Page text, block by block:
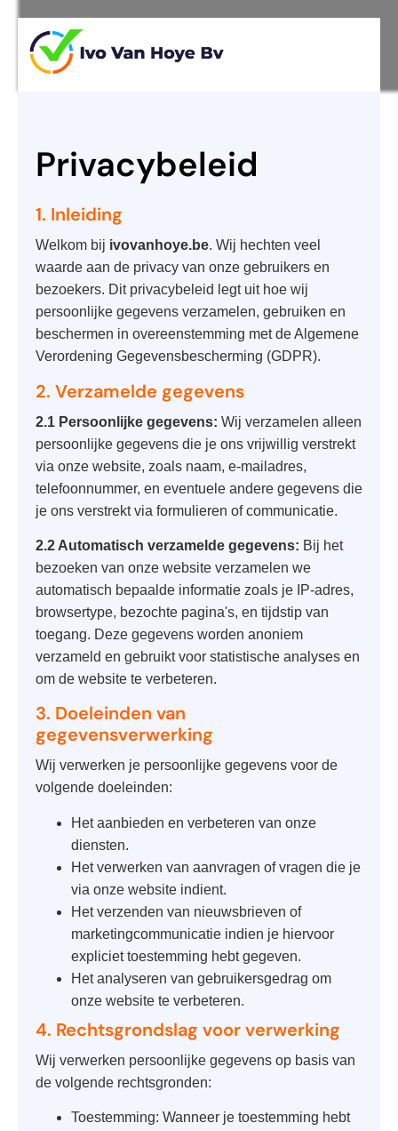
Privacybeleid
1. Inleiding
Welkom bij ivovanhoye.be. Wij hechten veel
waarde aan de privacy van onze gebruikers en
bezoekers. Dit privacybeleid legt uit hoe wij
persoonlijke gegevens verzamelen, gebruiken en
beschermen in overeenstemming met de Algemene
Verordening Gegevensbescherming (GDPR).
2. Verzamelde gegevens
2.1 Persoonlijke gegevens: Wij verzamelen alleen
persoonlijke gegevens die je ons vrijwillig verstrekt
via onze website, zoals naam, e-mailadres,
telefoonnummer, en eventuele andere gegevens die
je ons verstrekt via formulieren of communicatie.
2.2 Automatisch verzamelde gegevens: Bij het
bezoeken van onze website verzamelen we
automatisch bepaalde informatie zoals je IP-adres,
browsertype, bezochte pagina's, en tijdstip van
toegang. Deze gegevens worden anoniem
verzameld en gebruikt voor statistische analyses en
om de website te verbeteren.
3. Doeleinden van
gegevensverwerking
Wij verwerken je persoonlijke gegevens voor de
volgende doeleinden:
Het aanbieden en verbeteren van onze
diensten.
Het verwerken van aanvragen of vragen die je
via onze website indient.
Het verzenden van nieuwsbrieven of
marketingcommunicatie indien je hiervoor
expliciet toestemming hebt gegeven.
Het analyseren van gebruikersgedrag om
onze website te verbeteren.
4. Rechtsgrondslag voor verwerking
Wij verwerken persoonlijke gegevens op basis van
de volgende rechtsgronden:
Toestemming: Wanneer je toestemming hebt